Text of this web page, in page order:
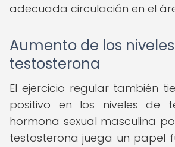
adecuada circulación en el
Aumento de los
testosterona
El ejercicio regular también
positivo en los niveles de
hormona sexual masculina
testosterona juega un papel